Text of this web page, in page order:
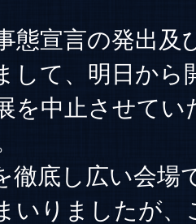
態宣言の発出及
して、明日から
を中止させて
徹底し広い会場
いりましたが、